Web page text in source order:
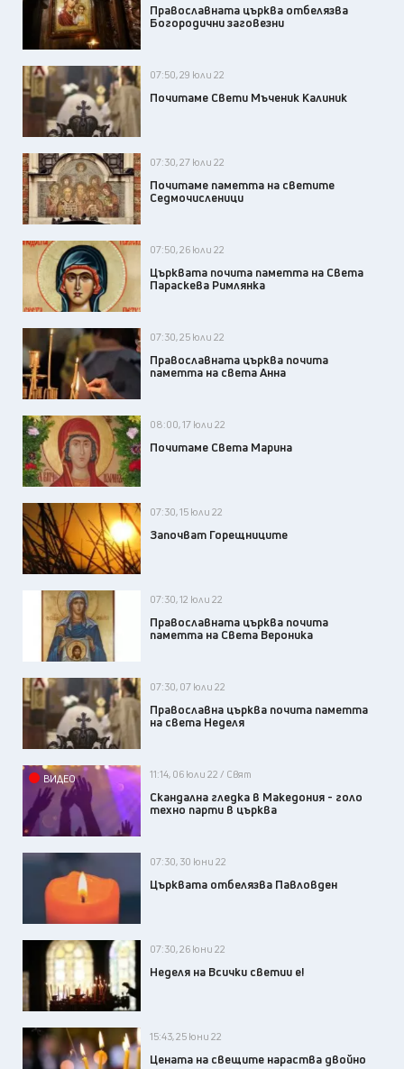
Православната църква отбелязва
Богородични заговезни
07:50, 29 юли 22
Почитаме Свети Мъченик Калиник
07:30, 27 юли 22
Почитаме паметта на светите
Седмочисленици
07:50, 26 юли 22
Църквата почита паметта на Света
Параскева Римлянка
07:30, 25 юли 22
Православната църква почита
паметта на света Анна
08:00, 17 юли 22
Почитаме Света Марина
07:30, 15 юли 22
Започват Горещниците
07:30, 12 юли 22
Православната църква почита
паметта на Света Вероника
07:30, 07 юли 22
Православна църква почита паметта
на света Неделя
ВИДЕО 11:14, 06 юли 22 / Свят
Скандална гледка в Македония - голо
техно парти в църква
07:30, 30 юни 22
Църквата отбелязва Павловден
07:30, 26 юни 22
Неделя на Всички светии е!
15:43, 25 юни 22
Цената на свещите нараства двойно